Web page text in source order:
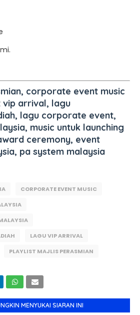
corporate event music
vip arrival, lagu
lagu corporate event,
music untuk launching
ceremony, event
pa system malaysia
CORPORATE EVENT MUSIC
LAGU VIP ARRIVAL
PLAYLIST MAJLIS PERASMIAN
MENYUKAI SIARAN INI